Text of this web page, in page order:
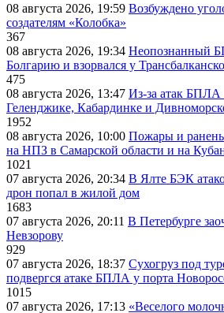
08 августа 2026, 19:59 Возбуждено
создателям «Колобка»
367
08 августа 2026, 19:34 Неопознанный
Болгарию и взорвался у
475
08 августа 2026, 13:47 Из-за атак БПЛА
Геленджике, Кабардинке и
1952
08 августа 2026, 10:00 Пожары и
на НПЗ в Самарской области и на
1021
07 августа 2026, 20:34 В Ялте БЭК
дрон попал в жилой дом
1683
07 августа 2026, 20:11 В Петербурге
Невзорову
929
07 августа 2026, 18:37 Сухогруз под
подвергся атаке БПЛА у порта
1015
07 августа 2026, 17:13 «Веселого